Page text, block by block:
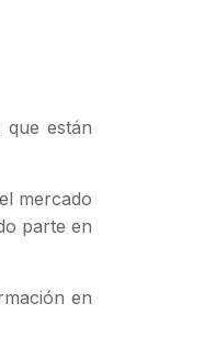
están
mercado
parte en
en